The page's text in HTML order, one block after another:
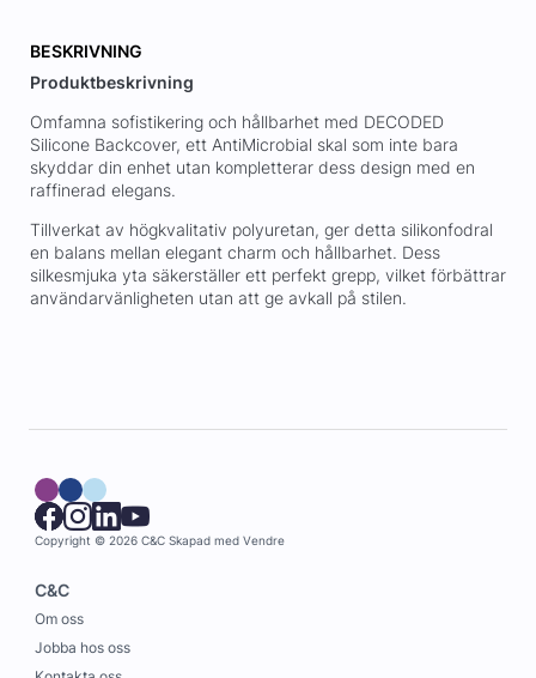
BESKRIVNING
Produktbeskrivning
Omfamna sofistikering och hållbarhet med DECODED
Silicone Backcover, ett AntiMicrobial skal som inte bara
skyddar din enhet utan kompletterar dess design med en
raffinerad elegans.
Tillverkat av högkvalitativ polyuretan, ger detta silikonfodral
en balans mellan elegant charm och hållbarhet. Dess
silkesmjuka yta säkerställer ett perfekt grepp, vilket förbättrar
användarvänligheten utan att ge avkall på stilen.
Copyright © 2026 C&C Skapad med Vendre
C&C
Om oss
Jobba hos oss